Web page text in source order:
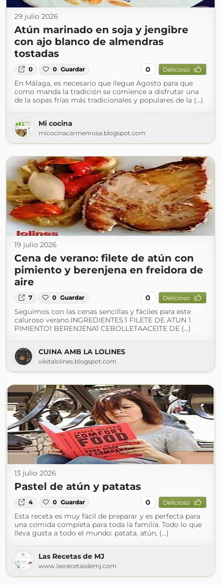
29 julio 2026
Atún marinado en soja y jengibre
con ajo blanco de almendras
tostadas
0 0 Guardar 0 Delicioso
En Málaga, es necesario que llegue Agosto para que
como manda la tradición se comience a disfrutar una
de la sopas frías más tradicionales y populares de la (...)
Mi cocina
micocinacarmenrosa.blogspot.com
19 julio 2026
Cena de verano: filete de atún con
pimiento y berenjena en freidora de
aire
7 0 Guardar 0 Delicioso
Seguimos con las cenas sencillas y fáciles para este
caluroso verano.INGREDIENTES:1 FILETE DE ATUN 1
PIMIENTO1 BERENJENA1 CEBOLLETAACEITE DE (...)
CUINA AMB LA LOLINES
vikitalolines.blogspot.com
13 julio 2026
Pastel de atún y patatas
4 0 Guardar 0 Delicioso
Esta receta es muy fácil de preparar y es perfecta para
una comida completa para toda la familia. Todo lo que
lleva gusta a todo el mundo: patata, atún, (...)
Las Recetas de MJ
www.lasrecetasdemj.com